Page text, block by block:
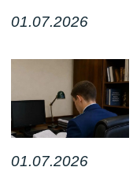
01.07.2026
01.07.2026